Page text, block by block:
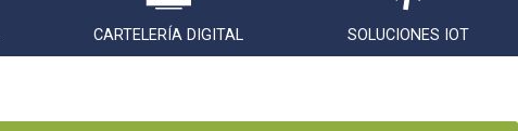
CARTELERÍA DIGITAL SOLUCIONES IOT